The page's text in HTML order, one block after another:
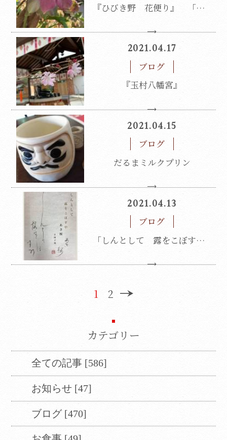
『ひびき野 花便り』 「クリスマス ローズ」
2021.04.17
ブログ
『玉村八幡宮』
2021.04.15
ブログ
だるまミルクプリン
2021.04.13
ブログ
「しんとして 露をこぼすや 朝桜」
1 2
カテゴリー
全ての記事 [586]
お知らせ [47]
ブログ [470]
Translate
Select Language
翻訳について